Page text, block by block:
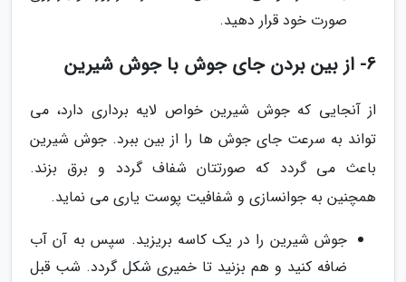
صورت خود قرار دهید.
6- از بین بردن جای جوش با جوش شیرین
از آنجایی که جوش شیرین خواص لایه برداری دارد، می
تواند به سرعت جای جوش ها را از بین ببرد. جوش شیرین
باعث می گردد که صورتتان شفاف گردد و برق بزند.
همچنین به جوانسازی و شفافیت پوست یاری می نماید.
جوش شیرین را در یک کاسه بریزید. سپس به آن آب
ضافه کنید و هم بزنید تا خمیری شکل گردد. شب قبل